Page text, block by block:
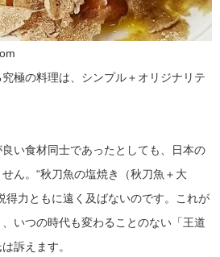
極の料理は、シンプル＋オリジナリテ
い食材同士であったとしても、日本の
ん。“秋刀魚の塩焼き（秋刀魚＋大
得力ともに遠く及ばないのです。これが
、いつの時代も変わることのない「王道
訴えます。